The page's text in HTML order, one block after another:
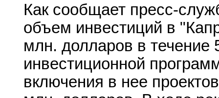
Как сообщает пресс-
объем инвестиций в
млн. долларов в течение
инвестиционной
включения в нее